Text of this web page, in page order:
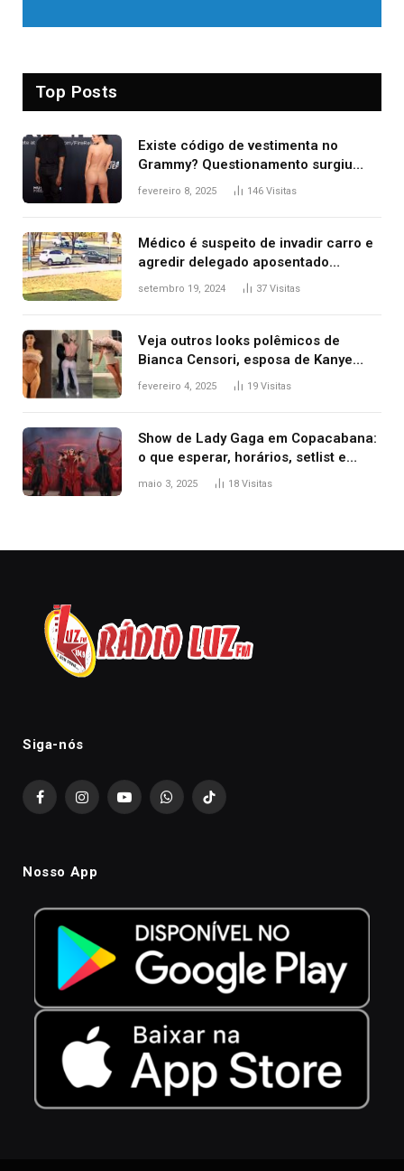
Top Posts
Existe código de vestimenta no
Grammy? Questionamento surgiu
após Bianca Censori, mulher de
fevereiro 8, 2025 146 Visitas
Médico é suspeito de invadir carro e
agredir delegado aposentado
durante confusão no trânsito
setembro 19, 2024 37 Visitas
Veja outros looks polêmicos de
Bianca Censori, esposa de Kanye
West que apareceu nua no Grammy
fevereiro 4, 2025 19 Visitas
Show de Lady Gaga em Copacabana:
o que esperar, horários, setlist e
onde assistir
maio 3, 2025 18 Visitas
Siga-nós
FacebookInstagramYouTubeWhatsAppTikTok
Nosso App